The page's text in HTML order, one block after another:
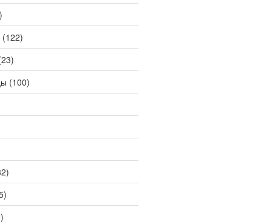
(122)
(100)